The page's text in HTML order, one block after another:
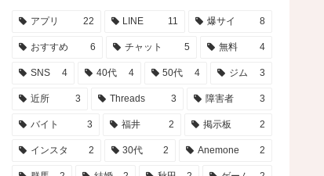
アプリ 22 LINE 11 爆サイ 8
おすすめ 6 チャット 5 無料 4
SNS 4 40代 4 50代 4 ジム 3
近所 3 Threads 3 障害者 3
バイト 3 福井 2 掲示板 2
インスタ 2 30代 2 Anemone 2